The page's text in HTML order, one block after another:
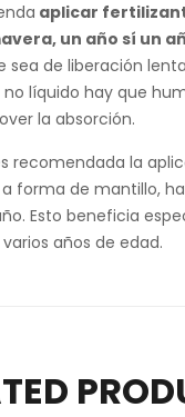
aplicar
un año sí un
sea de liberación
líquido hay que
la absorción.
recomendada la
forma de mantillo,
Esto beneficia
años de edad.